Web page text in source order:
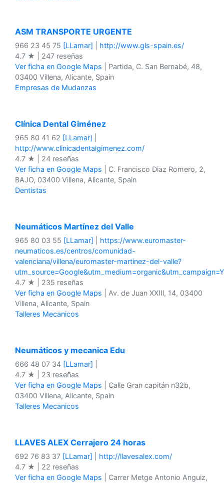
ASM TRANSPORTE URGENTE
966 23 45 75 [LLamar]
http://www.gls-spain.es/
4.7 ★ | 247 reseñas
Ver ficha en Google Maps | Partida, C. San Bernabé, 48,
03400 Villena, Alicante, Spain
Empresas de Mudanzas
Clínica Dental Giménez
965 80 41 62 [LLamar]
http://www.clinicadentalgimenez.com/
4.7 ★ | 24 reseñas
Ver ficha en Google Maps | C. Francisco Diaz Romero, 2,
BAJO, 03400 Villena, Alicante, Spain
Dentistas
Neumáticos Martínez del Valle
965 80 03 55 [LLamar]
https://www.euromaster-
neumaticos.es/centros/comunidad-
valenciana/villena/euromaster-martinez-del-valle?
4.7 ★ | 235 reseñas
Ver ficha en Google Maps | Av. de Juan ⅩⅩⅢ, 14, 03400
Villena, Alicante, Spain
Talleres Mecanicos
Neumáticos y mecanica Edu
666 48 07 34 [LLamar]
4.7 ★ | 23 reseñas
Ver ficha en Google Maps | Calle Gran capitán n32b,
03400 Villena, Alicante, Spain
Talleres Mecanicos
LLAVES ALEX Cerrajero 24 horas
692 76 83 37 [LLamar]
http://llavesalex.com/
4.7 ★ | 22 reseñas
Ver ficha en Google Maps | Carrer Metge Antonio Anguiz,